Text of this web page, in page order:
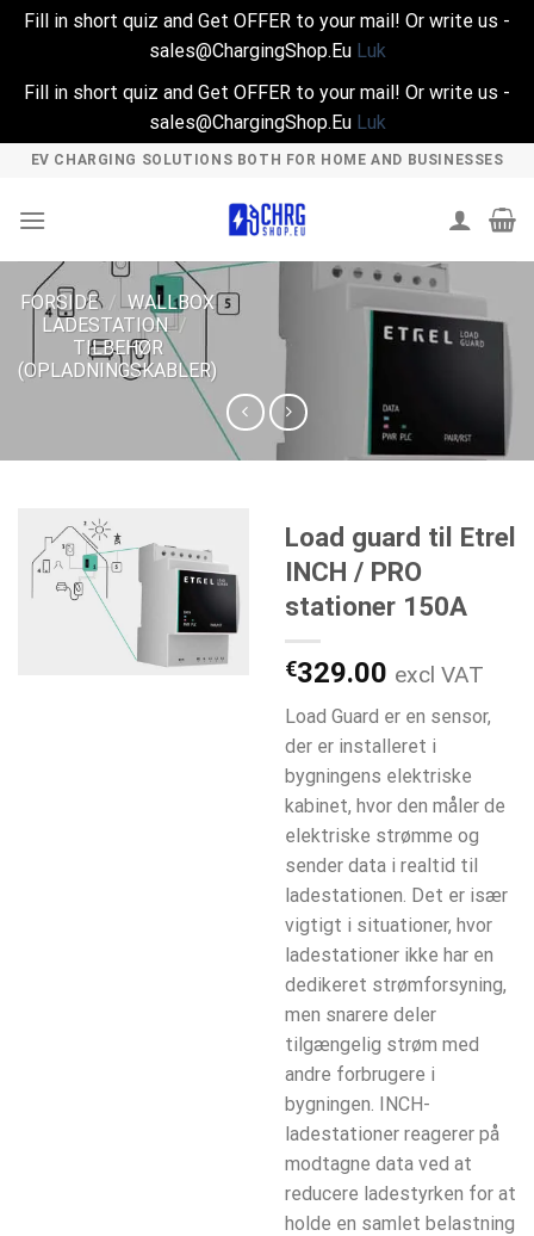
Fill in short quiz and Get OFFER to your mail! Or write us -
sales@ChargingShop.Eu Luk
Fill in short quiz and Get OFFER to your mail! Or write us -
sales@ChargingShop.Eu Luk
Skip
content
EV CHARGING SOLUTIONS BOTH FOR HOME AND BUSINESSES
FORSIDE / WALLBOX
LADESTATION /
TILBEHØR
(OPLADNINGSKABLER)
Load guard til Etrel
INCH / PRO
stationer 150A
€329.00 excl VAT
Load Guard er en sensor,
der er installeret i
bygningens elektriske
kabinet, hvor den måler de
elektriske strømme og
sender data i realtid til
ladestationen. Det er især
vigtigt i situationer, hvor
ladestationer ikke har en
dedikeret strømforsyning,
men snarere deler
tilgængelig strøm med
andre forbrugere i
bygningen. INCH-
ladestationer reagerer på
modtagne data ved at
reducere ladestyrken for at
holde en samlet belastning